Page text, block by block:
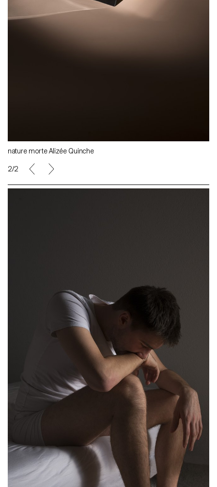
nature morte Alizée Quinche
1/2
portrait Alizée Quinche